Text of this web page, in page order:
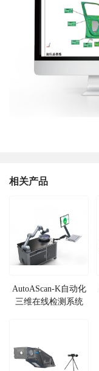
相关产品
AutoAScan-K自动化
三维在线检测系统